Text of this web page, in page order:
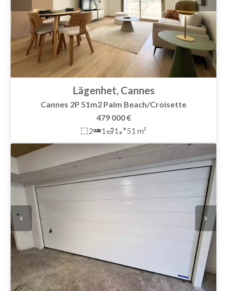
Lägenhet, Cannes
Cannes 2P 51m2 Palm Beach/Croisette
479 000 €
2
1 1 51 m²